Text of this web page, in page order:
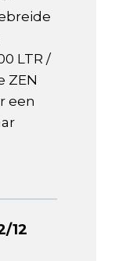
LTR /
ZEN
een
12